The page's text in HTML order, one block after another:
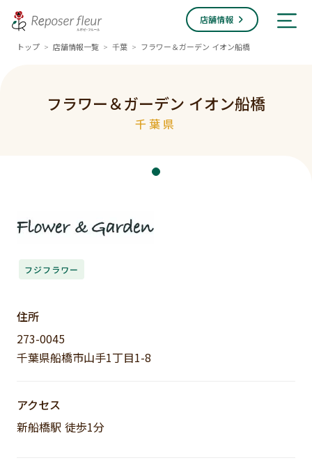
店舗情報
トップ > 店舗情報一覧 > 千葉 > フラワー＆ガーデン イオン船橋
フラワー＆ガーデン イオン船橋
千葉県
フジフラワー
住所
273-0045
千葉県船橋市山手1丁目1-8
アクセス
新船橋駅 徒歩1分